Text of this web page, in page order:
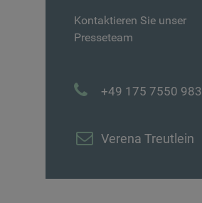
Kontaktieren Sie unser
Presseteam
+49 175 7550 983
Verena Treutlein